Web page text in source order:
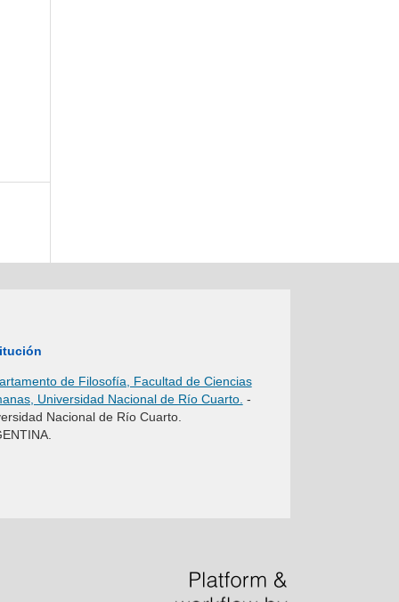
de Filosofía, Facultad de Ciencias
Universidad Nacional de Río Cuarto. -
Nacional de Río Cuarto.